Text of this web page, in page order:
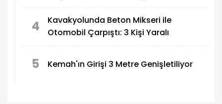
4
Kavakyolunda Beton Mikseri ile
Otomobil Çarpıştı: 3 Kişi Yaralı
5 Kemah'ın Girişi 3 Metre Genişletiliyor